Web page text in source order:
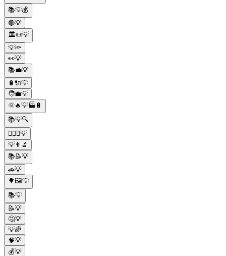
📚💡💰
🔴💡
🏛️📜💡
💡🔦
👀💡
📚💼💡
🔋🔌💡
🧑‍💼💡
🌞🔥💡🏭🔋
📚💡🔍
🙋🏻‍♀️💡
💡👨‍🔬
📚📝💡
🚗💡
🌳🖼💡
📚💡
📝💡
🤔💡
💡🌈
🧠💡
💰💡